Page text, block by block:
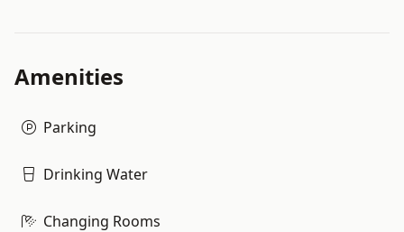
Amenities
Parking
Drinking Water
Changing Rooms